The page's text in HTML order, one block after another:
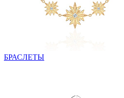
БРАСЛЕТЫ